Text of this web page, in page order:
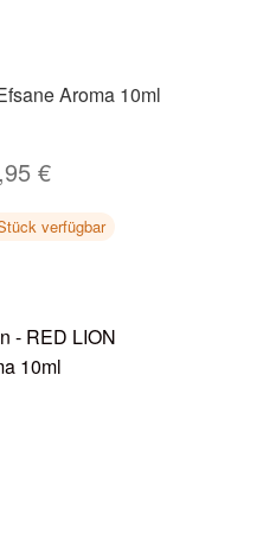
Aroma 10ml
€
verfügbar